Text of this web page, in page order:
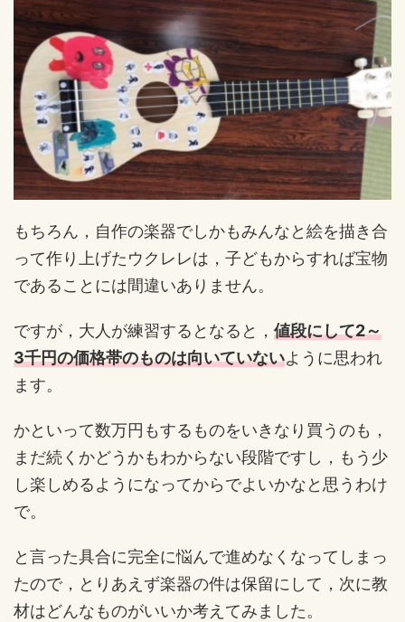
もちろん，自作の楽器でしかもみんなと絵を描き合
って作り上げたウクレレは，子どもからすれば宝物
であることには間違いありません。
ですが，大人が練習するとなると， 値段にして2～
3千円の価格帯のものは向いていないように思われ
ます。
かといって数万円もするものをいきなり買うのも，
まだ続くかどうかもわからない段階ですし，もう少
し楽しめるようになってからでよいかなと思うわけ
で。
と言った具合に完全に悩んで進めなくなってしまっ
たので，とりあえず楽器の件は保留にして，次に教
材はどんなものがいいか考えてみました。